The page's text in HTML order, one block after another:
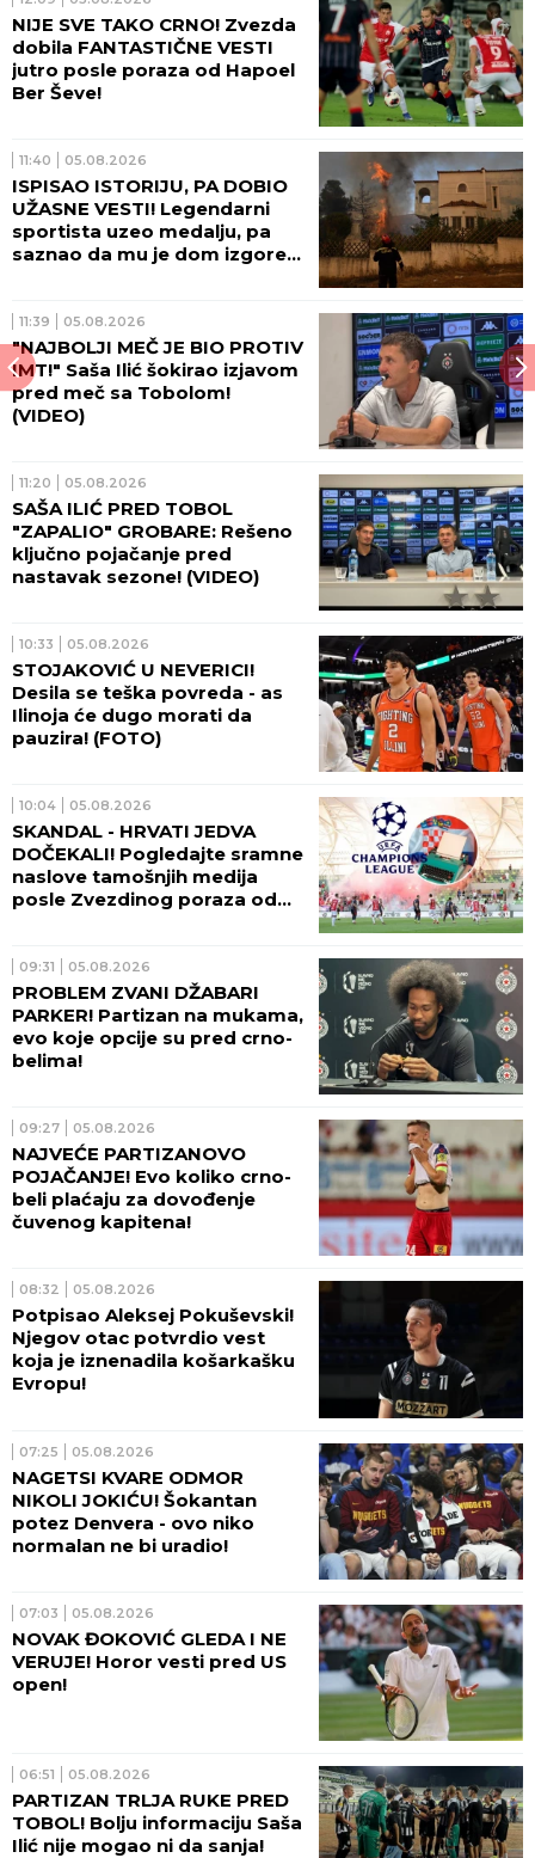
NIJE SVE TAKO CRNO! Zvezda
dobila FANTASTIČNE VESTI
jutro posle poraza od Hapoel
Ber Ševe!
11:40 05.08.2026
ISPISAO ISTORIJU, PA DOBIO
UŽASNE VESTI! Legendarni
sportista uzeo medalju, pa
saznao da mu je dom izgoreo
11:39 05.08.2026
"NAJBOLJI MEČ JE BIO PROTIV
IMT!" Saša Ilić šokirao izjavom
pred meč sa Tobolom!
(VIDEO)
11:20 05.08.2026
SAŠA ILIĆ PRED TOBOL
"ZAPALIO" GROBARE: Rešeno
ključno pojačanje pred
nastavak sezone! (VIDEO)
10:33 05.08.2026
STOJAKOVIĆ U NEVERICI!
Desila se teška povreda - as
Ilinoja će dugo morati da
pauzira! (FOTO)
10:04 05.08.2026
SKANDAL - HRVATI JEDVA
DOČEKALI! Pogledajte sramne
naslove tamošnjih medija
posle Zvezdinog poraza od
09:31 05.08.2026
PROBLEM ZVANI DŽABARI
PARKER! Partizan na mukama,
evo koje opcije su pred crno-
belima!
09:27 05.08.2026
NAJVEĆE PARTIZANOVO
POJAČANJE! Evo koliko crno-
beli plaćaju za dovođenje
čuvenog kapitena!
08:32 05.08.2026
Potpisao Aleksej Pokuševski!
Njegov otac potvrdio vest
koja je iznenadila košarkašku
Evropu!
07:25 05.08.2026
NAGETSI KVARE ODMOR
NIKOLI JOKIĆU! Šokantan
potez Denvera - ovo niko
normalan ne bi uradio!
07:03 05.08.2026
NOVAK ĐOKOVIĆ GLEDA I NE
VERUJE! Horor vesti pred US
open!
06:51 05.08.2026
PARTIZAN TRLJA RUKE PRED
TOBOL! Bolju informaciju Saša
Ilić nije mogao ni da sanja!